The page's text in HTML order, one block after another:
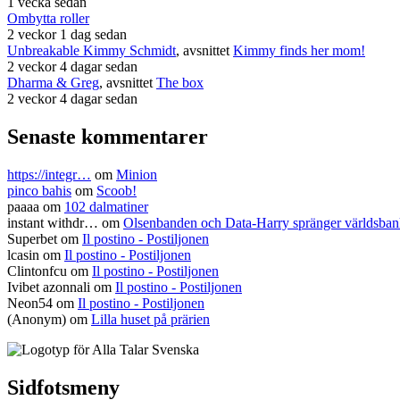
Ombytta roller
2 veckor 1 dag sedan
Unbreakable Kimmy Schmidt, avsnittet Kimmy finds her mom!
2 veckor 4 dagar sedan
Dharma & Greg, avsnittet The box
2 veckor 4 dagar sedan
Senaste kommentarer
https://integr… om Minion
pinco bahis om Scoob!
paaaa om 102 dalmatiner
instant withdr… om Olsenbanden och Data-Harry spränger
Superbet om Il postino - Postiljonen
lcasin om Il postino - Postiljonen
Clintonfcu om Il postino - Postiljonen
Ivibet azonnali om Il postino - Postiljonen
Neon54 om Il postino - Postiljonen
(Anonym) om Lilla huset på prärien
Sidfotsmeny